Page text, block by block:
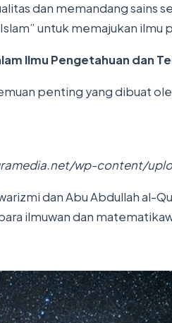
dan memandang sains
untuk memajukan ilmu
Ilmu Pengetahuan dan
penting yang dibuat
wp-content/
dan Abu Abdullah
ilmuwan dan